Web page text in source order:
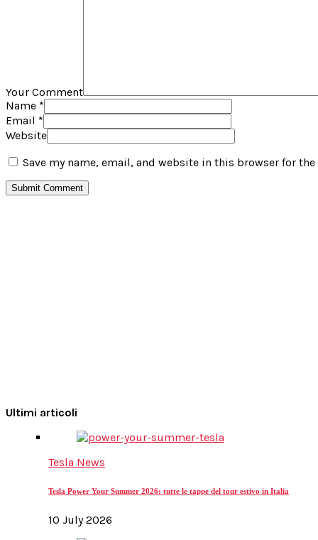
Your Comment
Name *
Email *
Website
Save my name, email, and website in this browser for
Ultimi articoli
Tesla News
Tesla Power Your Summer 2026: tutte le tappe del tour estivo in Italia
10 July 2026